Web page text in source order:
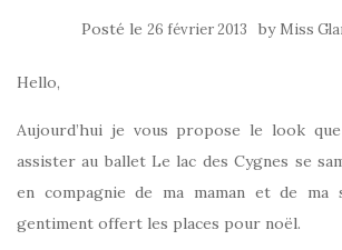
Posté le 26 février 2013 by Miss
Hello,
Aujourd’hui je vous propose le look
assister au ballet Le lac des Cygnes se
en compagnie de ma maman et de
gentiment offert les places pour noël.